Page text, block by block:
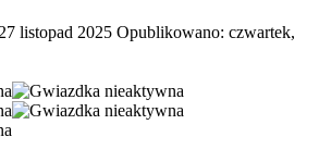
listopad 2025 Opublikowano: czwartek,